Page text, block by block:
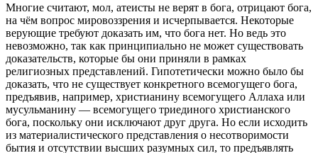
Многие считают, мол, атеисты не верят в бога, отрицают бога,
на чём вопрос мировоззрения и исчерпывается. Некоторые
верующие требуют доказать им, что бога нет. Но ведь это
невозможно, так как принципиально не может существовать
доказательств, которые бы они приняли в рамках
религиозных представлений. Гипотетически можно было бы
доказать, что не существует конкретного всемогущего бога,
предъявив, например, христианину всемогущего Аллаха или
мусульманину — всемогущего триединого христианского
бога, поскольку они исключают друг друга. Но если исходить
из материалистического представления о несотворимости
бытия и отсутствии высших разумных сил, то предъявлять